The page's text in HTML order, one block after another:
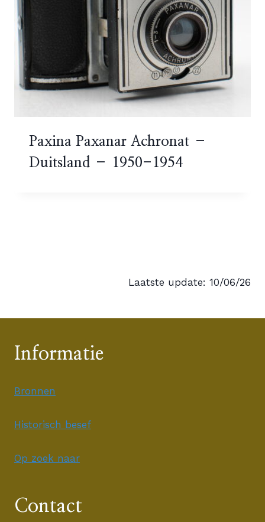
Paxina Paxanar Achronat –
Duitsland – 1950-1954
Laatste update: 10/06/26
Informatie
Bronnen
Historisch besef
Op zoek naar
Contact